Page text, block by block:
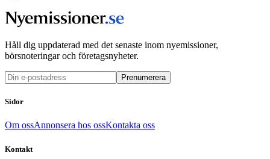
Håll dig uppdaterad med det senaste inom nyemissioner,
börsnoteringar och företagsnyheter.
Prenumerera
Sidor
Om ossAnnonsera hos ossKontakta oss
Kontakt